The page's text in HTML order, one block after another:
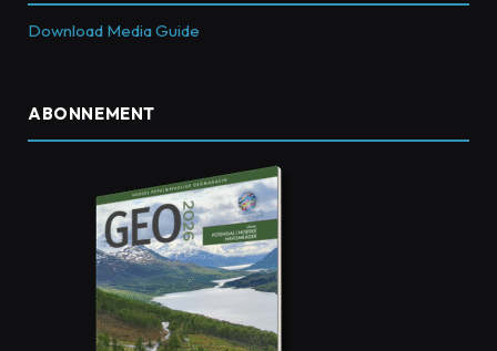
Download Media Guide
ABONNEMENT